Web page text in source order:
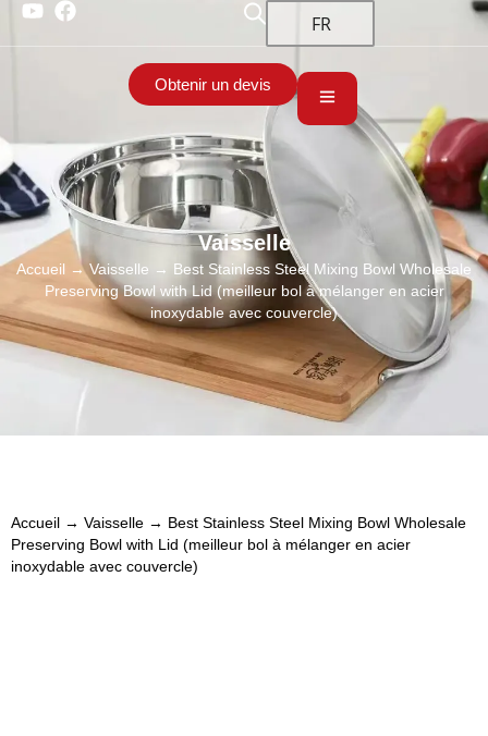
FR
Obtenir un devis
Vaisselle
Accueil →Vaisselle → Best Stainless Steel Mixing Bowl Wholesale
Preserving Bowl with Lid (meilleur bol à mélanger en acier
inoxydable avec couvercle)
Accueil → Vaisselle → Best Stainless Steel Mixing Bowl Wholesale
Preserving Bowl with Lid (meilleur bol à mélanger en acier
inoxydable avec couvercle)